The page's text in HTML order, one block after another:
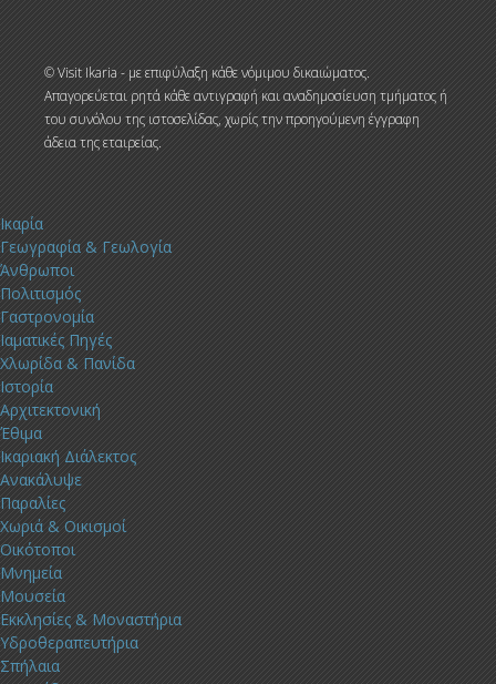
© Visit Ikaria - με επιφύλαξη κάθε νόμιμου δικαιώματος.
Απαγορεύεται ρητά κάθε αντιγραφή και αναδημοσίευση τμήματος ή
του συνόλου της ιστοσελίδας, χωρίς την προηγούμενη έγγραφη
άδεια της εταιρείας.
Ικαρία
Γεωγραφία & Γεωλογία
Άνθρωποι
Πολιτισμός
Γαστρονομία
Ιαματικές Πηγές
Χλωρίδα & Πανίδα
Ιστορία
Αρχιτεκτονική
Έθιμα
Ικαριακή Διάλεκτος
Ανακάλυψε
Παραλίες
Χωριά & Οικισμοί
Οικότοποι
Μνημεία
Μουσεία
Εκκλησίες & Μοναστήρια
Υδροθεραπευτήρια
Σπήλαια